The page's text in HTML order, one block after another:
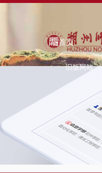
首页
旧版网站